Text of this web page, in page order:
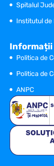
Spitalul
Institutul de
Informații
Politica de
Politica de
ANPC